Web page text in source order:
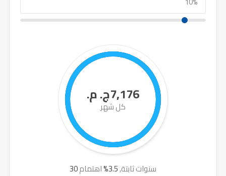
7,176ج. م.
كل شهر
30 سنوات ثابتة,3.5
%اهتمام